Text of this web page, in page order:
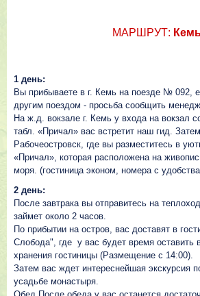
МАРШРУТ:
1 день:
Вы прибываете в г. Кемь на поезде № 092,
другим поездом - просьба сообщить
На ж.д. вокзале г. Кемь у входа на вокзал
табл. «Причал» вас встретит наш гид.
Рабочеостровск, где вы разместитесь в
«Причал», которая расположена на
моря. (гостиница эконом, номера с
2 день:
После завтрака вы отправитесь на
займет около 2 часов.
По прибытии на остров, вас доставят в
Слобода", где у вас будет время оставить
хранения гостиницы (Размещение с 14:00).
Затем вас ждет интереснейшая экскурсия
усадьбе монастыря.